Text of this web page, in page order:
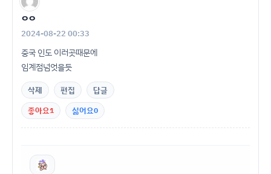
ㅇㅇ
2024-08-22 00:33
중국 인도 이러곳때문에
임계점넘엇을듯
삭제 편집
답글
좋아요1 싫어요0